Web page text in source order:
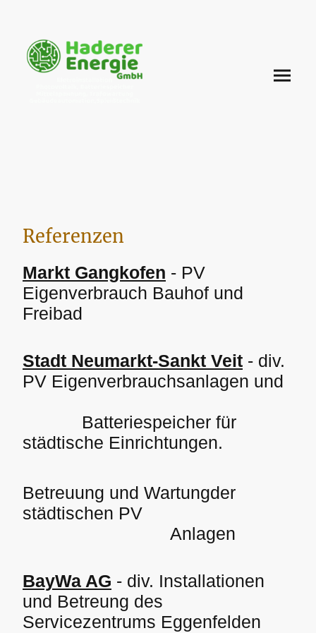
Referenzen
Markt Gangkofen - PV
Eigenverbrauch Bauhof und
Freibad
Stadt Neumarkt-Sankt Veit - div.
PV Eigenverbrauchsanlagen und
Batteriespeicher für
städtische Einrichtungen.
Betreuung und Wartungder
städtischen PV
Anlagen
BayWa AG - div. Installationen
und Betreung des
Servicezentrums Eggenfelden